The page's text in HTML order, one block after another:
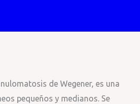
de Wegener, es una
pequeños y medianos. Se